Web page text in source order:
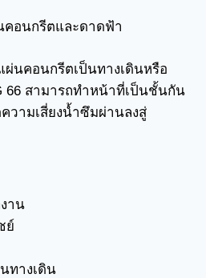
คอนกรีตและดาดฟ้า
นคอนกรีตเป็นทางเดินหรือ
66 สามารถทำหน้าที่เป็นชั้นกัน
วามเสี่ยงน้ำซึมผ่านลงสู่
าน
ย์
ทางเดิน